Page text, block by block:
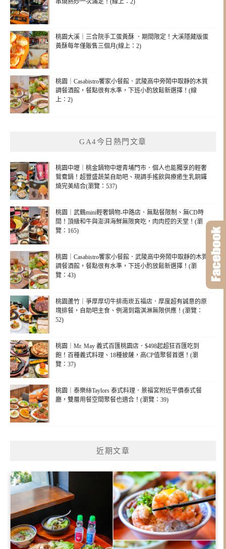
串燒熱炒一次滿足！(線上：2)
桃園大溪｜三合院手工蛋黃酥 ．期間限定！大溪隱藏版蛋
黃酥每年僅販售三個月(線上：2)
桃園｜Casabistro饗家小餐館．武陵高中旁鬧中取靜的木質
調餐酒館，餐點很有水準，下班小酌放鬆新選擇！(線
上：2)
GA4今日熱門文章
桃園中壢｜桃金鍋物中壢青埔門市．個人也能獨享的輕奢
鴛鴦鍋！超豐盛蔬菜自助吧、現調手搖飲與療癒生乳銅鑼
燒完美結合(瀏覽：537)
桃園｜武鶴mini輕奢鍋物-中路店．無點餐限制、無CD時
間！頂級和牛與澎湃海鮮無限爽吃，肉肉控的天堂！(瀏
覽：165)
桃園｜Casabistro饗家小餐館．武陵高中旁鬧中取靜的木質
調餐酒館，餐點很有水準，下班小酌放鬆新選擇！(瀏
覽：43)
桃園蘆竹｜爭厚厚切牛排南崁五福店．厚度超有誠意的原
塊排餐，自助吧主食、例湯到霜淇淋無限供應！(瀏覽：
52)
桃園｜Mr. May 義式百匯桃園店．$498起超狂百匯吃到
飽！百種義式料理、18種披薩，高CP值聚餐首選！(瀏
覽：37)
桃園｜泰樂絲Taylors 泰式料理．景福宮附近平價泰式餐
廳，雙層用餐空間聚餐也適合！(瀏覽：39)
近期文章